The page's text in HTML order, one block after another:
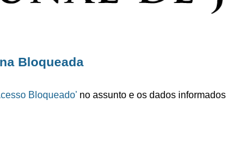
Bloqueada
Bloqueado' no assunto e os dados